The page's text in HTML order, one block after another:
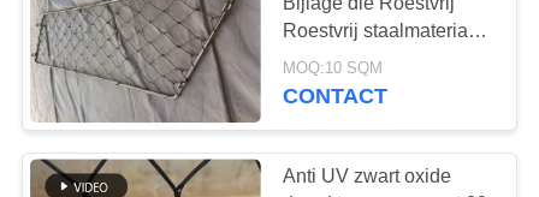
31
Roestvrij staalmateriaal
opleveren
MOQ:10 SQM
CONTACT
Anti UV zwart oxide